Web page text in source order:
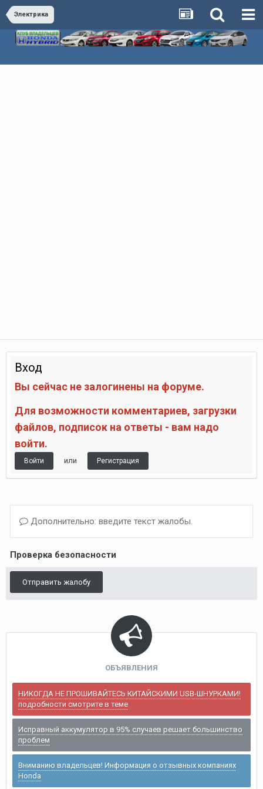
Электрика
Вход
Вы сейчас не залогинены на форуме.
Для возможности комментариев, загрузки
файлов, подписок на ответы - вам надо
войти.
Войти или Регистрация
Дополнительно: введите текст жалобы.
Проверка безопасности
Отправить жалобу
ОБЪЯВЛЕНИЯ
НИКОГДА НЕ ПРОШИВАЙТЕСЬ КИТАЙСКИМИ USB-ШНУРКАМИ!
подробности смотрите в теме
Исправный аккумулятор в 95% случаев решает большинство
проблем
Вниманию владельцев! Информация о отзывных компаниях
Honda